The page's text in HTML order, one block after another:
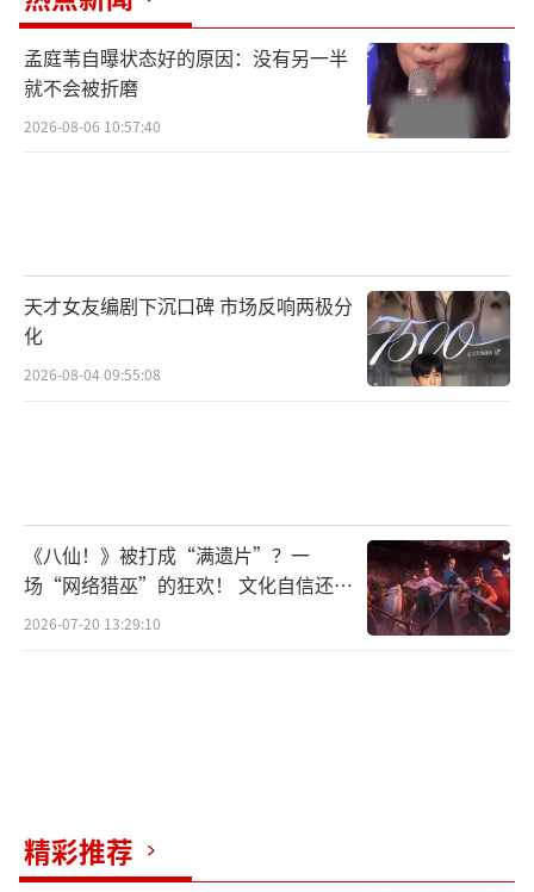
孟庭苇自曝状态好的原因：没有另一半
就不会被折磨
2026-08-06 10:57:40
天才女友编剧下沉口碑 市场反响两极分
化
2026-08-04 09:55:08
《八仙！》被打成“满遗片”？一
场“网络猎巫”的狂欢！ 文化自信还是
焦虑？
2026-07-20 13:29:10
精彩推荐